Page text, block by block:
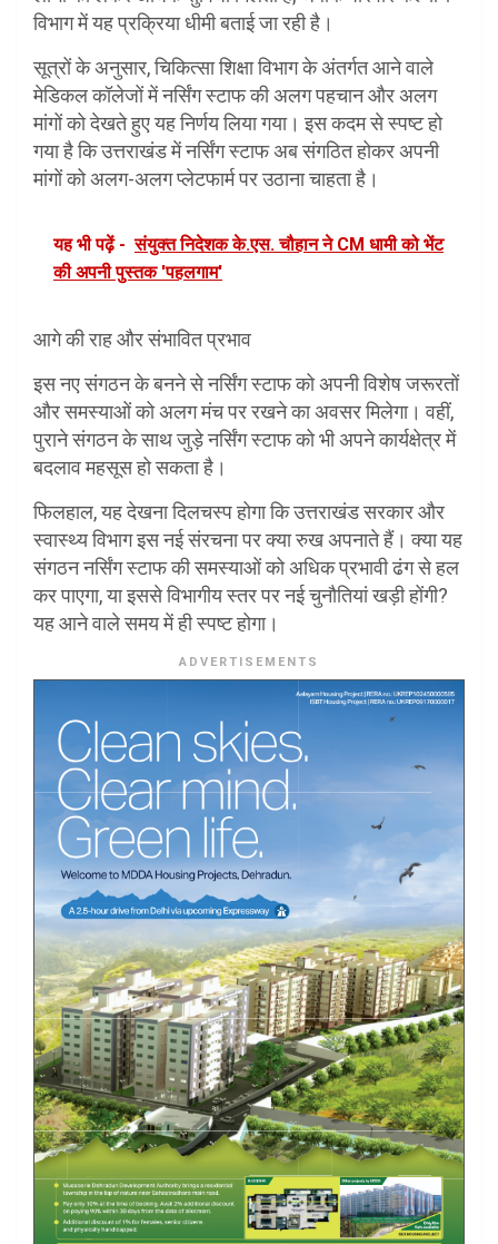
विभाग में यह प्रक्रिया धीमी बताई जा रही है।
सूत्रों के अनुसार, चिकित्सा शिक्षा विभाग के अंतर्गत आने वाले
मेडिकल कॉलेजों में नर्सिंग स्टाफ की अलग पहचान और अलग
मांगों को देखते हुए यह निर्णय लिया गया। इस कदम से स्पष्ट हो
गया है कि उत्तराखंड में नर्सिंग स्टाफ अब संगठित होकर अपनी
मांगों को अलग-अलग प्लेटफार्म पर उठाना चाहता है।
यह भी पढ़ें - संयुक्त निदेशक के.एस. चौहान ने CM धामी को भेंट
की अपनी पुस्तक 'पहलगाम'
आगे की राह और संभावित प्रभाव
इस नए संगठन के बनने से नर्सिंग स्टाफ को अपनी विशेष जरूरतों
और समस्याओं को अलग मंच पर रखने का अवसर मिलेगा। वहीं,
पुराने संगठन के साथ जुड़े नर्सिंग स्टाफ को भी अपने कार्यक्षेत्र में
बदलाव महसूस हो सकता है।
फिलहाल, यह देखना दिलचस्प होगा कि उत्तराखंड सरकार और
स्वास्थ्य विभाग इस नई संरचना पर क्या रुख अपनाते हैं। क्या यह
संगठन नर्सिंग स्टाफ की समस्याओं को अधिक प्रभावी ढंग से हल
कर पाएगा, या इससे विभागीय स्तर पर नई चुनौतियां खड़ी होंगी?
यह आने वाले समय में ही स्पष्ट होगा।
ADVERTISEMENTS